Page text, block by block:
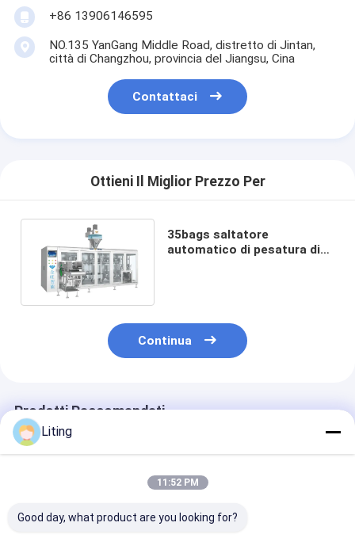
+86 13906146595
NO.135 YanGang Middle Road, distretto di Jintan,
città di Changzhou, provincia del Jiangsu, Cina
Contattaci
Ottieni Il Miglior Prezzo Per
35bags saltatore
automatico di pesatura di
Continua
Prodotti Raccomandati
Liting
11:52 PM
Good day, what product are you looking for?